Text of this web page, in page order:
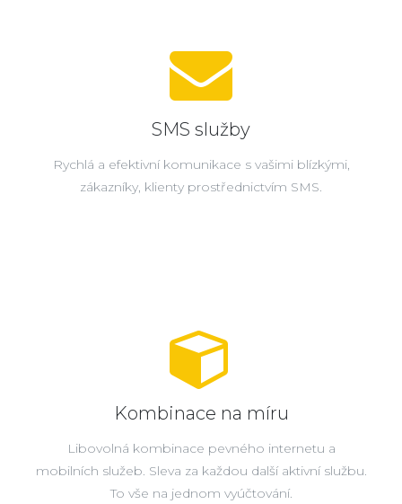
SMS služby
Rychlá a efektivní komunikace s vašimi blízkými,
zákazníky, klienty prostřednictvím SMS.
Kombinace na míru
Libovolná kombinace pevného internetu a
mobilních služeb. Sleva za každou další aktivní službu.
To vše na jednom vyúčtování.